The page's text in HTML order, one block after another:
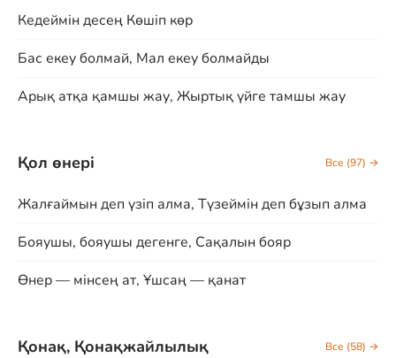
Кедеймін десең Көшіп көр
Бас екеу болмай, Мал екеу болмайды
Арық атқа қамшы жау, Жыртық үйге тамшы жау
Қол өнері Все (97) →
Жалғаймын деп үзіп алма, Түзеймін деп бұзып алма
Бояушы, бояушы дегенге, Сақалын бояр
Өнер — мінсең ат, Ұшсаң — қанат
Қонақ, Қонақжайлылық Все (58) →